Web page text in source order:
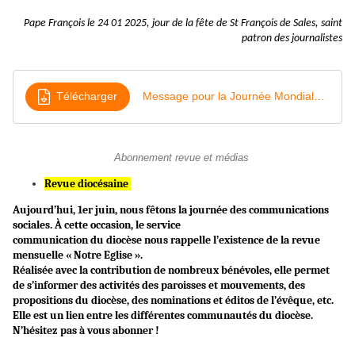
Pape François le 24 01 2025, jour de la fête de St François de Sales, saint
patron des journalistes
Télécharger Message pour la Journée Mondiale de la Communicationi
Abonnement revue et médias
Revue diocésaine
Aujourd’hui, 1er juin, nous fêtons la journée des communications
sociales. À cette occasion, le service
communication du diocèse nous rappelle l’existence de la revue
mensuelle « Notre Eglise ».
Réalisée avec la contribution de nombreux bénévoles, elle permet
de s’informer des activités des paroisses et mouvements, des
propositions du diocèse, des nominations et éditos de l’évêque, etc.
Elle est un lien entre les différentes communautés du diocèse.
N’hésitez pas à vous abonner !